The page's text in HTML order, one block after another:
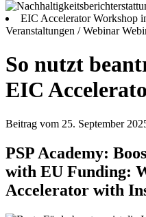
EIC Accelerator Workshop
Veranstaltungen / Webinar
So nutzt
EIC
Beitrag vom 25. September
PSP Academy:
with EU Funding:
Accelerator with